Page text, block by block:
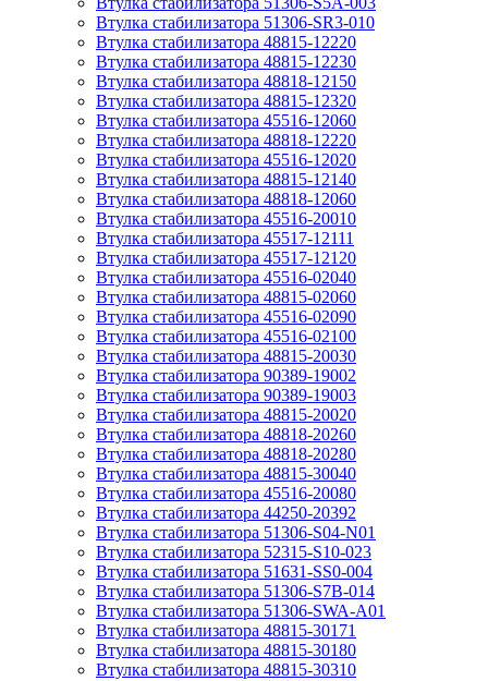
Втулка стабилизатора 51306-SR3-010
Втулка стабилизатора 48815-12220
Втулка стабилизатора 48815-12230
Втулка стабилизатора 48818-12150
Втулка стабилизатора 48815-12320
Втулка стабилизатора 45516-12060
Втулка стабилизатора 48818-12220
Втулка стабилизатора 45516-12020
Втулка стабилизатора 48815-12140
Втулка стабилизатора 48818-12060
Втулка стабилизатора 45516-20010
Втулка стабилизатора 45517-12111
Втулка стабилизатора 45517-12120
Втулка стабилизатора 45516-02040
Втулка стабилизатора 48815-02060
Втулка стабилизатора 45516-02090
Втулка стабилизатора 45516-02100
Втулка стабилизатора 48815-20030
Втулка стабилизатора 90389-19002
Втулка стабилизатора 90389-19003
Втулка стабилизатора 48815-20020
Втулка стабилизатора 48818-20260
Втулка стабилизатора 48818-20280
Втулка стабилизатора 48815-30040
Втулка стабилизатора 45516-20080
Втулка стабилизатора 44250-20392
Втулка стабилизатора 51306-S04-N01
Втулка стабилизатора 52315-S10-023
Втулка стабилизатора 51631-SS0-004
Втулка стабилизатора 51306-S7B-014
Втулка стабилизатора 51306-SWA-A01
Втулка стабилизатора 48815-30171
Втулка стабилизатора 48815-30180
Втулка стабилизатора 48815-30310